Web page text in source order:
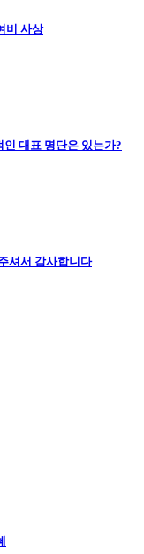
비 사상
대표 명단은 있는가?
셔서 감사합니다